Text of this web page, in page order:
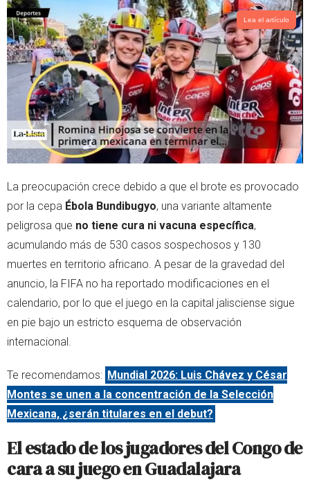
Lea el artículo
La preocupación crece debido a que el brote es provocado
por la cepa Ébola Bundibugyo, una variante altamente
peligrosa que no tiene cura ni vacuna específica,
acumulando más de 530 casos sospechosos y 130
muertes en territorio africano. A pesar de la gravedad del
anuncio, la FIFA no ha reportado modificaciones en el
calendario, por lo que el juego en la capital jalisciense sigue
en pie bajo un estricto esquema de observación
internacional.
Te recomendamos: Mundial 2026: Luis Chávez y César
Montes se unen a la concentración de la Selección
Mexicana, ¿serán titulares en el debut?
El estado de los jugadores del Congo de
cara a su juego en Guadalajara